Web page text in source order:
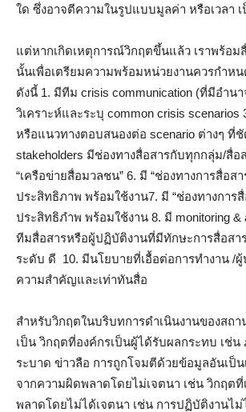
ใด ซึ่งอาจตีความในรูปแบบมูลค่า หรือเวลา
แต่หากเกิดเหตุการณ์วิกฤตขึ้นแล้ว เราพร้อม
นั้นเพื่อเตรียมความพร้อมหน่วยงานควรกำห
ดังนี้ 1. มีทีม crisis communication (ที่มีอำน
วิเคราะห์และระบุ common crisis
หรือแนวทางตอบสนองต่อ scenario ต่างๆ ที่ชั
stakeholders มีช่องทางสื่อสารกับทุกกลุ่ม/สื่อ
“เครือข่ายสื่อมวลชน” 6. มี “ช่องทางการสื่อส
ประสิทธิภาพ พร้อมใช้งาน7. มี “ช่องทางการ
ประสิทธิภำพ พร้อมใช้งาน 8. มี monitoring &
ทีมสื่อสารหรือผู้ปฏิบัติงานที่มีทักษะการสื่อสา
ระดับ ดี 10. มีนโยบายที่เอื้อต่อการทำงาน /ผู้
ความสำคัญและเท่าทันสื่อ
สำหรับวิกฤตในบริบทการดำเนินงานของสถ
เป็น วิกฤตที่องค์กรเป็นผู้ได้รับผลกระทบ เช่น
ระบาด ข่าวลือ การถูกโจมตีด้วยข้อมูลอันเป็
จากความผิดพลาดโดยไม่เจตนา เช่น วิกฤต
พลาดโดยไม่ได้เจตนา เช่น การปฏิบัติงานไ